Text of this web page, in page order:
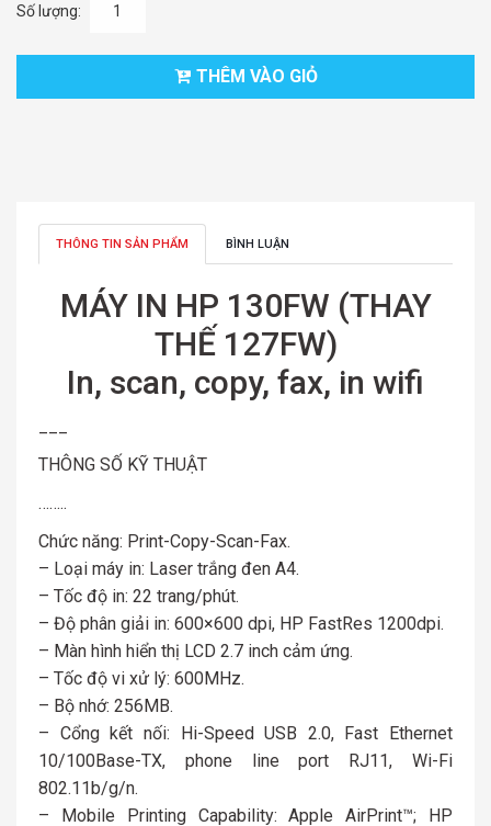
Số lượng:
THÊM VÀO GIỎ
THÔNG TIN SẢN PHẨM BÌNH LUẬN
MÁY IN HP 130FW (THAY
THẾ 127FW)
In, scan, copy, fax, in wifi
THÔNG SỐ KỸ THUẬT
……..
Chức năng: Print-Copy-Scan-Fax.
– Loại máy in: Laser trắng đen A4.
– Tốc độ in: 22 trang/phút.
– Độ phân giải in: 600×600 dpi, HP FastRes 1200dpi.
– Màn hình hiển thị LCD 2.7 inch cảm ứng.
– Tốc độ vi xử lý: 600MHz.
– Bộ nhớ: 256MB.
– Cổng kết nối: Hi-Speed USB 2.0, Fast Ethernet
10/100Base-TX, phone line port RJ11, Wi-Fi
802.11b/g/n.
– Mobile Printing Capability: Apple AirPrint™; HP